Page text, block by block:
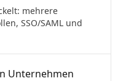
mehrere
SSO/SAML und
Unternehmen